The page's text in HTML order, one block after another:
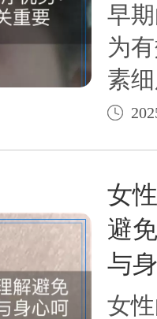
早
为
素
应
预
治
及
女
避
与
女